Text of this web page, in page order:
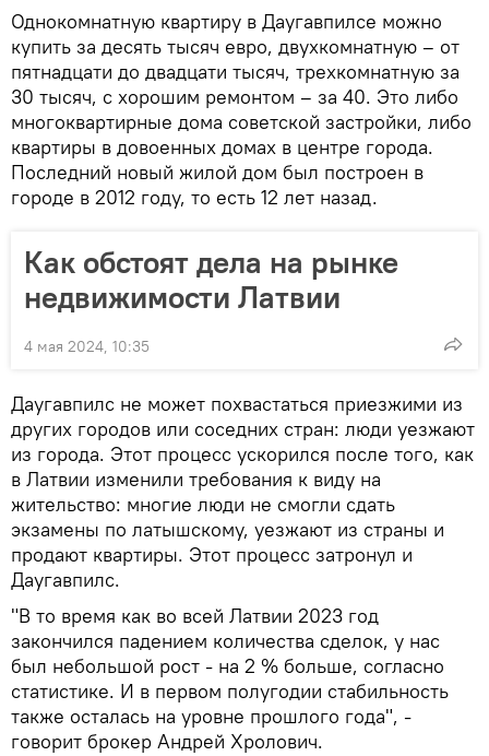
Однокомнатную квартиру в Даугавпилсе можно
купить за десять тысяч евро, двухкомнатную – от
пятнадцати до двадцати тысяч, трехкомнатную за
30 тысяч, с хорошим ремонтом – за 40. Это либо
многоквартирные дома советской застройки, либо
квартиры в довоенных домах в центре города.
Последний новый жилой дом был построен в
городе в 2012 году, то есть 12 лет назад.
Как обстоят дела на рынке
недвижимости Латвии
4 мая 2024, 10:35
Даугавпилс не может похвастаться приезжими из
других городов или соседних стран: люди уезжают
из города. Этот процесс ускорился после того, как
в Латвии изменили требования к виду на
жительство: многие люди не смогли сдать
экзамены по латышскому, уезжают из страны и
продают квартиры. Этот процесс затронул и
Даугавпилс.
"В то время как во всей Латвии 2023 год
закончился падением количества сделок, у нас
был небольшой рост - на 2 % больше, согласно
статистике. И в первом полугодии стабильность
также осталась на уровне прошлого года", -
говорит брокер Андрей Хролович.